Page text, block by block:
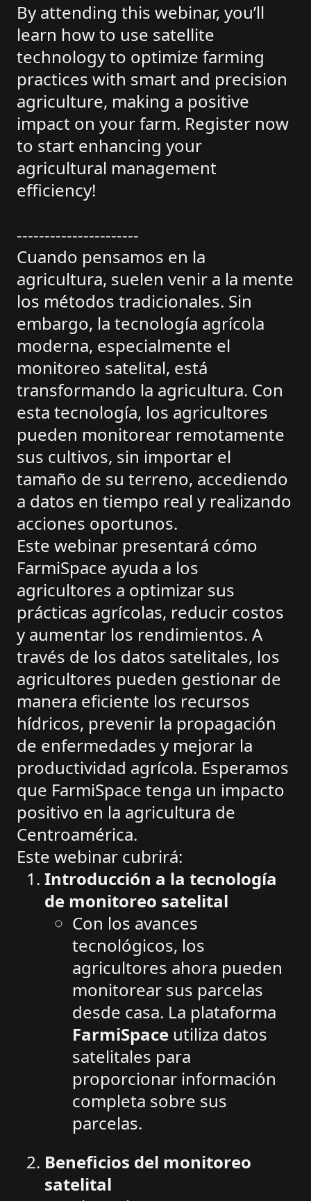
By attending this webinar, you’ll
learn how to use satellite
technology to optimize farming
practices with smart and precision
agriculture, making a positive
impact on your farm. Register now
to start enhancing your
agricultural management
efficiency!
----------------------
Cuando pensamos en la
agricultura, suelen venir a la mente
los métodos tradicionales. Sin
embargo, la tecnología agrícola
moderna, especialmente el
monitoreo satelital, está
transformando la agricultura. Con
esta tecnología, los agricultores
pueden monitorear remotamente
sus cultivos, sin importar el
tamaño de su terreno, accediendo
a datos en tiempo real y realizando
acciones oportunos.
Este webinar presentará cómo
FarmiSpace ayuda a los
agricultores a optimizar sus
prácticas agrícolas, reducir costos
y aumentar los rendimientos. A
través de los datos satelitales, los
agricultores pueden gestionar de
manera eficiente los recursos
hídricos, prevenir la propagación
de enfermedades y mejorar la
productividad agrícola. Esperamos
que FarmiSpace tenga un impacto
positivo en la agricultura de
Centroamérica.
Este webinar cubrirá:
Introducción a la tecnología
de monitoreo satelital
Con los avances
tecnológicos, los
agricultores ahora pueden
monitorear sus parcelas
desde casa. La plataforma
FarmiSpace utiliza datos
satelitales para
proporcionar información
completa sobre sus
parcelas.
Beneficios del monitoreo
satelital